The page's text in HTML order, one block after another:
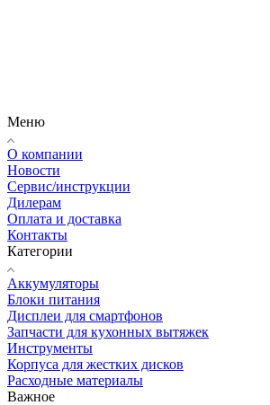
Меню
О компании
Новости
Сервис/инструкции
Дилерам
Оплата и доставка
Контакты
Категории
Аккумуляторы
Блоки питания
Дисплеи для смартфонов
Запчасти для кухонных вытяжек
Инструменты
Корпуса для жестких дисков
Расходные материалы
Важное